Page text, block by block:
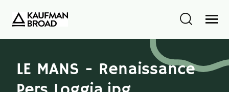
LE MANS - Renaissance